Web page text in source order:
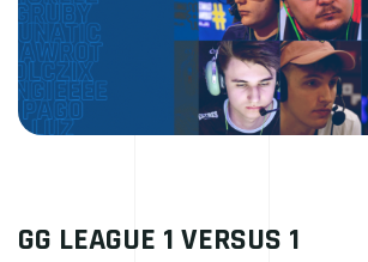
GG LEAGUE 1 VERSUS 1